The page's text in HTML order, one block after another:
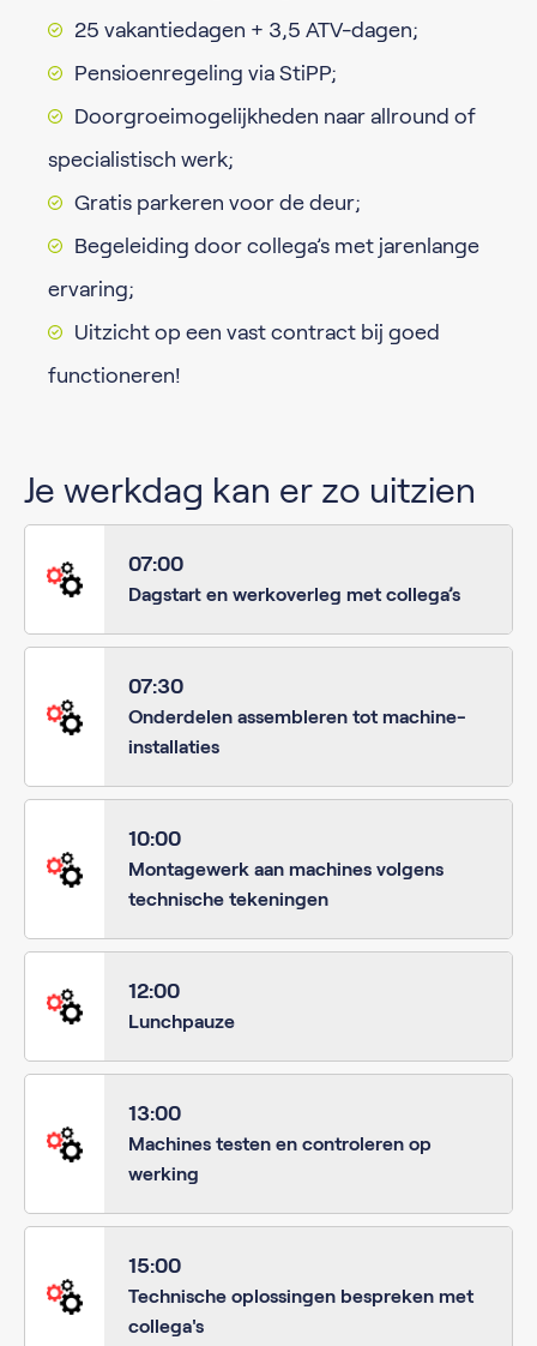
25 vakantiedagen + 3,5 ATV-dagen;
Pensioenregeling via StiPP;
Doorgroeimogelijkheden naar allround of
specialistisch werk;
Gratis parkeren voor de deur;
Begeleiding door collega’s met jarenlange
ervaring;
Uitzicht op een vast contract bij goed
functioneren!
Je werkdag kan er zo uitzien
07:00
Dagstart en werkoverleg met collega’s
07:30
Onderdelen assembleren tot machine-
installaties
10:00
Montagewerk aan machines volgens
technische tekeningen
12:00
Lunchpauze
13:00
Machines testen en controleren op
werking
15:00
Technische oplossingen bespreken met
collega's